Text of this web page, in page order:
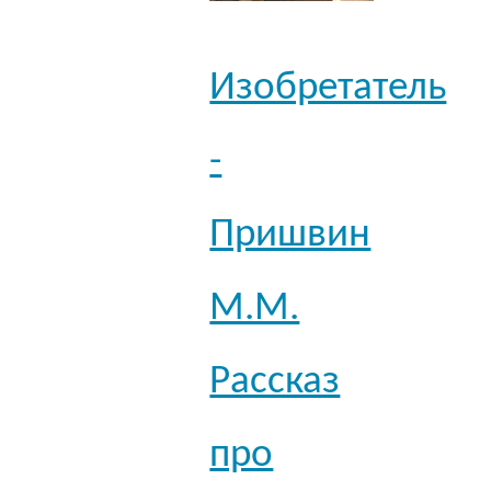
Изобретатель
-
Пришвин
М.М.
Рассказ
про